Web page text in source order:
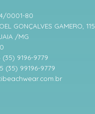
0001-80
GONÇALVES GAMERO, 115
/MG
(35) 9196-9779
(35) 99196-9779